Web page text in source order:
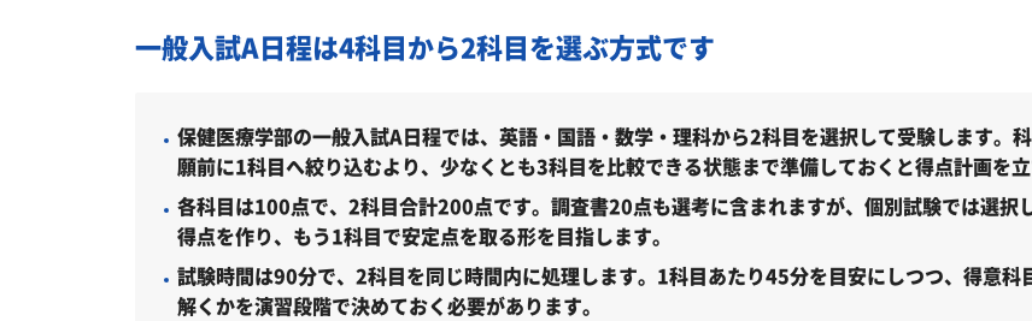
総合型選抜（小論文型）（共通／2027年度）
総合型選抜（体験型）（共通／2027年度）
総合型選抜（自己推薦型）（共通／2027年度）
学校推薦型選抜 公募推薦入試（共通／2027年度）
学校推薦型選抜 指定校推薦入試（共通／2027年度）
一般入試A日程は4科目から2科目を選ぶ方式です
保健医療学部の一般入試A日程では、英語・国語・数学・理科から2科目を選択して受験します。
願前に1科目へ絞り込むより、少なくとも3科目を比較できる状態まで準備しておくと得点計画を立
各科目は100点で、2科目合計200点です。調査書20点も選考に含まれますが、個別試験では選択
得点を作り、もう1科目で安定点を取る形を目指します。
試験時間は90分で、2科目を同じ時間内に処理します。1科目あたり45分を目安にしつつ、得意
解くかを演習段階で決めておく必要があります。